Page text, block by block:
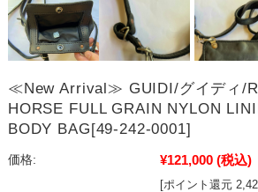
≪New Arrival≫ GUIDI/グイディ/
HORSE FULL GRAIN NYLON
BODY BAG[49-242-0001]
価格: ¥121,000 (税込)
[ポイント還元